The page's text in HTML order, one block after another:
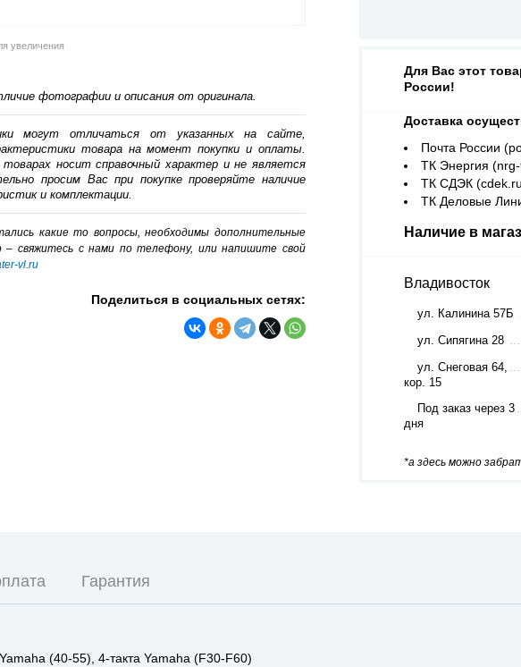
увеличения
фотографии и описания от оригинала.
могут отличаться от указанных на сайте,
товара на момент покупки и оплаты.
носит справочный характер и не является
просим Вас при покупке проверяйте наличие
и комплектации.
какие то вопросы, необходимы дополнительные
cвяжитесь с нами по телефону, или напишите свой
vl.ru
Поделиться в социальных сетях:
Для Вас этот
России!
Доставка
Почта России
ТК Энергия
ТК СДЭК
ТК Деловые
Наличие в
Владивосток
ул. Калинина 57Б
ул. Сипягина 28
ул. Снеговая 64,
кор. 15
Под заказ через 3
дня
*а здесь можно
Гарантия
(40-55), 4-такта Yamaha (F30-F60)